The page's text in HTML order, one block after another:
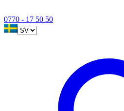
0770 - 17 50 50